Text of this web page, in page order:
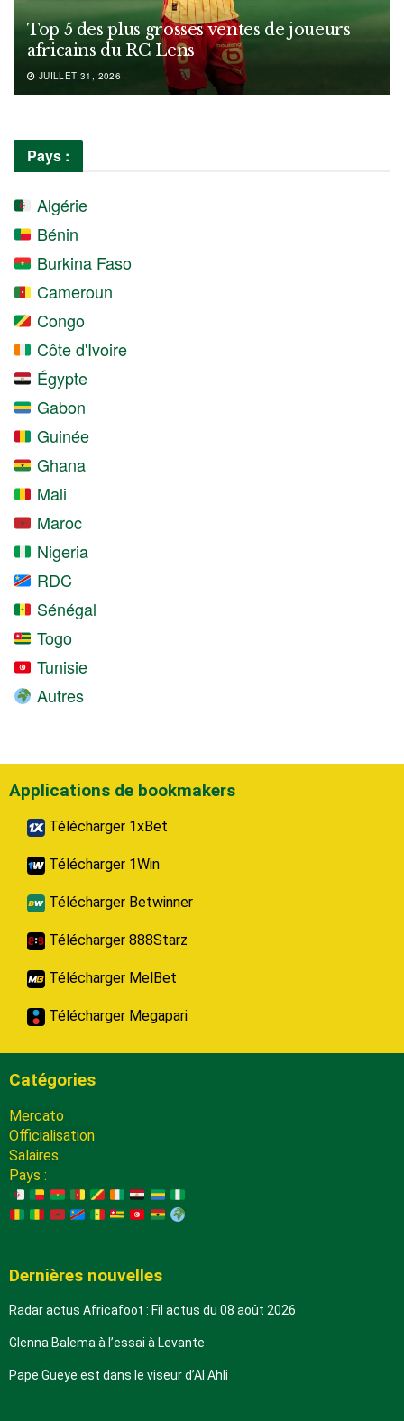
Top 5 des plus grosses ventes de joueurs
africains du RC Lens
JUILLET 31, 2026
Pays :
Algérie
Bénin
Burkina Faso
Cameroun
Congo
Côte d'Ivoire
Égypte
Gabon
Guinée
Ghana
Mali
Maroc
Nigeria
RDC
Sénégal
Togo
Tunisie
Autres
Applications de bookmakers
Télécharger 1xBet
Télécharger 1Win
Télécharger Betwinner
Télécharger 888Starz
Télécharger MelBet
Télécharger Megapari
Catégories
Mercato
Officialisation
Salaires
Pays :
Dernières nouvelles
Radar actus Africafoot : Fil actus du 08 août 2026
Glenna Balema à l’essai à Levante
Pape Gueye est dans le viseur d’Al Ahli